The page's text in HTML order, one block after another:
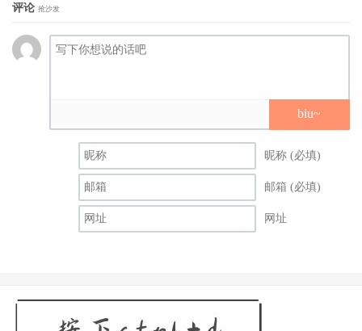
《新创大骗局》
美国硅谷产业这 30 年来掌握了全球科技体系，也是全世界
年 3 月上架 Disney+ 之后就获得高度讨论，除了再次翻阅当
时瞠目结舌、整体资金体系高达几十亿美金的骗局外，演出
背后主使者伊莉莎白霍姆斯（Elizabeth Holmes）的亚曼达塞
佛斯（Amanda Seyfried）更是展现他破茧而出的演技！
评论 抢沙发
biu~
昵称 (必填)
邮箱 (必填)
网址